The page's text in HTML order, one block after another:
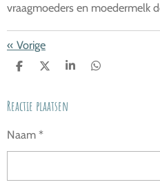
vraagmoeders en moedermelk
« Vorige
D
E
D
L
S
D
Reactie plaatsen
Naam *